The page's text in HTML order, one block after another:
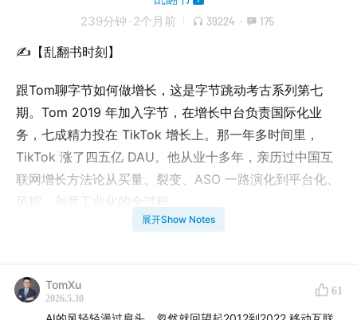
239分钟 · 2个月前 39224 · 175
✍【乱翻书时刻】
跟Tom聊字节如何做增长，这是字节跳动考古系列第七
期。Tom 2019 年加入字节，在增长中台负责国际化业
务，七成精力投在 TikTok 增长上。那一年多时间里，
TikTok 涨了四五亿 DAU。他从业十多年，亲历过中国互
联网增长方法论从买量、裂变、ASO 一路演化到平台化、
风控、创意工业化的全过程。
730天甚至全生命周期的 LTV，建预测归因模型，搭红包
中台、千沧北斗，把投放优化师蒸馏成机器人。这一期我
展开Show Notes
TomXu
2026.5.30
61